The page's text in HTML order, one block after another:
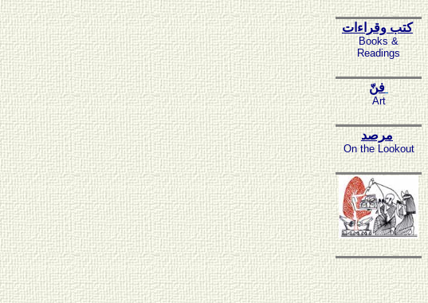
كتب وقراءات
Books &
Readings
فنّ
Art
مرصد
On the Lookout